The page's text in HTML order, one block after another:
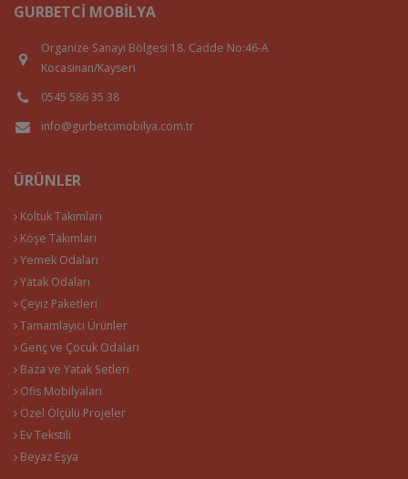
GURBETCI MOBILYA
Organize Sanayi Bölgesi 18. Cadde No:46-A
Kocasinan/Kayseri
0545 586 35 38
info@gurbetcimobilya.com.tr
ÜRÜNLER
Koltuk Takımları
Köşe Takımları
Yemek Odaları
Yatak Odaları
Çeyiz Paketleri
Tamamlayıcı Ürünler
Genç ve Çocuk Odaları
Baza ve Yatak Setleri
Ofis Mobilyaları
Özel Ölçülü Projeler
Ev Tekstili
Beyaz Eşya